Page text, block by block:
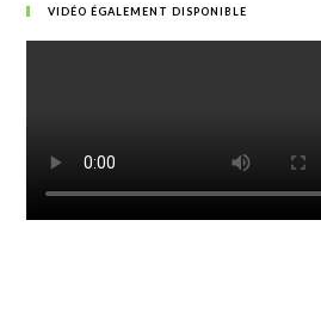
VIDÉO ÉGALEMENT DISPONIBLE